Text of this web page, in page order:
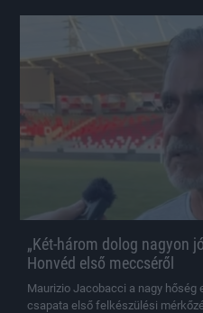
„Két-három dolog nagyon
Honvéd első meccséről
Maurizio Jacobacci a nagy hőség
csapata első felkészülési